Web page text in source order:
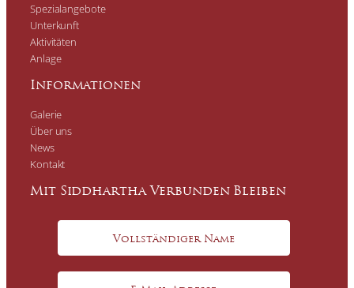
Spezialangebote
Unterkunft
Aktivitäten
Anlage
Informationen
Galerie
Über uns
News
Kontakt
Mit Siddhartha Verbunden Bleiben